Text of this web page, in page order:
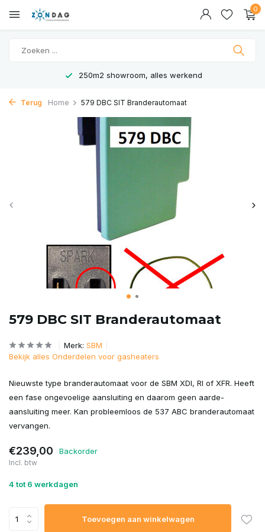
0
250m2 showroom, alles werkend
Terug Home 579 DBC SIT Branderautomaat
579 DBC SIT Branderautomaat
Merk: SBM
Bekijk alles Onderdelen voor gasheaters
Nieuwste type branderautomaat voor de SBM XDI, RI of XFR. Heeft
een fase ongevoelige aansluiting en daarom geen aarde-
aansluiting meer. Kan probleemloos de 537 ABC branderautomaat
vervangen.
€239,00 Backorder
Incl. btw
4 tot 6 werkdagen
Toevoegen aan winkelwagen